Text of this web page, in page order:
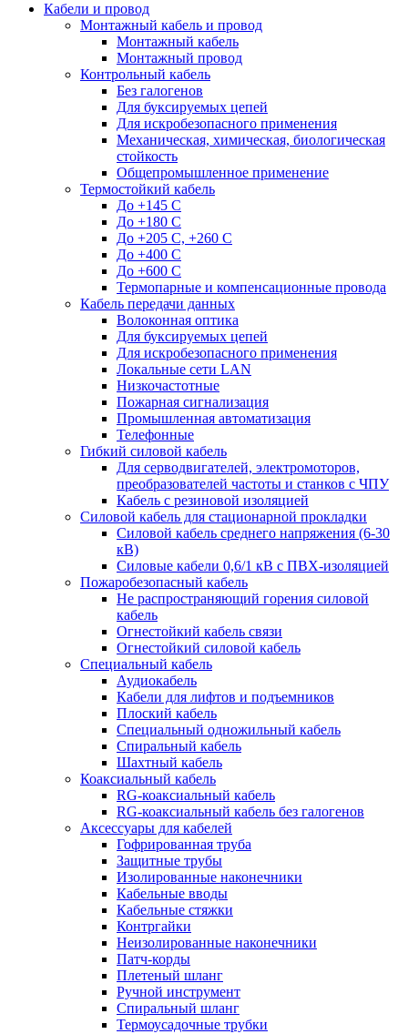
Кабели и провод
Монтажный кабель и провод
Монтажный кабель
Монтажный провод
Контрольный кабель
Без галогенов
Для буксируемых цепей
Для искробезопасного применения
Механическая, химическая, биологическая
стойкость
Общепромышленное применение
Термостойкий кабель
До +145 С
До +180 C
До +205 С, +260 С
До +400 C
До +600 С
Термопарные и компенсационные провода
Кабель передачи данных
Волоконная оптика
Для буксируемых цепей
Для искробезопасного применения
Локальные сети LAN
Низкочастотные
Пожарная сигнализация
Промышленная автоматизация
Телефонные
Гибкий силовой кабель
Для серводвигателей, электромоторов,
преобразователей частоты и станков с ЧПУ
Кабель с резиновой изоляцией
Силовой кабель для стационарной прокладки
Силовой кабель среднего напряжения (6-30
кВ)
Силовые кабели 0,6/1 кВ с ПВХ-изоляцией
Пожаробезопасный кабель
Не распространяющий горения силовой
кабель
Огнестойкий кабель связи
Огнестойкий силовой кабель
Специальный кабель
Аудиокабель
Кабели для лифтов и подъемников
Плоский кабель
Специальный одножильный кабель
Спиральный кабель
Шахтный кабель
Коаксиальный кабель
RG-коаксиальный кабель
RG-коаксиальный кабель без галогенов
Аксессуары для кабелей
Гофрированная труба
Защитные трубы
Изолированные наконечники
Кабельные вводы
Кабельные стяжки
Контргайки
Неизолированные наконечники
Патч-корды
Плетеный шланг
Ручной инструмент
Спиральный шланг
Термоусадочные трубки